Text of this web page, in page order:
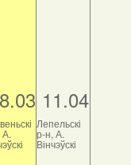
А.
11.04
Лепельскі
р-н, А.
Вінчэўскі